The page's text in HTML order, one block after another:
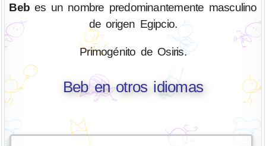
Bebes un nombre predominantemente masculino
de origen Egipcio.
Primogénito de Osiris.
Beb en otros idiomas